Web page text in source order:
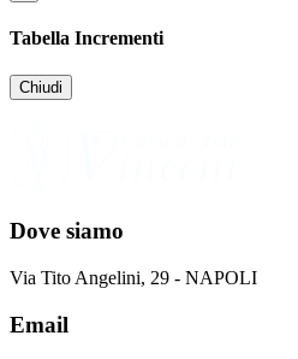
Tabella Incrementi
Chiudi
Dove siamo
Via Tito Angelini, 29 - NAPOLI
Email